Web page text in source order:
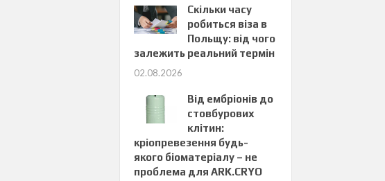
Скільки часу
робиться віза в
Польщу: від чого
залежить реальний термін
02.08.2026
Від ембріонів до
стовбурових
клітин:
кріопревезення будь-
якого біоматеріалу – не
проблема для ARK.CRYO